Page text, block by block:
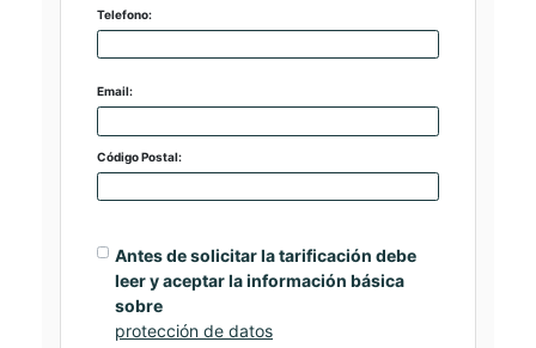
Telefono:
Email:
Código Postal:
Antes de solicitar la tarificación debe
leer y aceptar la información básica
sobre
protección de datos